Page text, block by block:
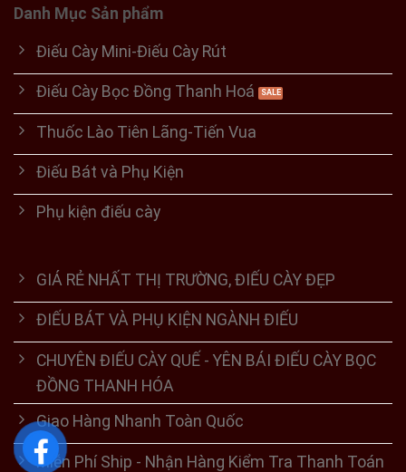
Danh Mục Sản phẩm
Điếu Cày Mini-Điếu Cày Rút
Điếu Cày Bọc Đồng Thanh Hoá
Thuốc Lào Tiên Lãng-Tiến Vua
Điếu Bát và Phụ Kiện
Phụ kiện điếu cày
GIÁ RẺ NHẤT THỊ TRƯỜNG, ĐIẾU CÀY ĐẸP
ĐIẾU BÁT VÀ PHỤ KIỆN NGÀNH ĐIẾU
CHUYÊN ĐIẾU CÀY QUẾ - YÊN BÁI ĐIẾU CÀY BỌC
ĐỒNG THANH HÓA
Giao Hàng Nhanh Toàn Quốc
Miễn Phí Ship - Nhận Hàng Kiểm Tra Thanh Toán